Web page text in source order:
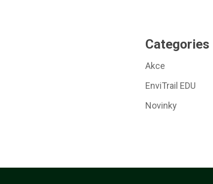
Categories
Akce
EnviTrail EDU
Novinky